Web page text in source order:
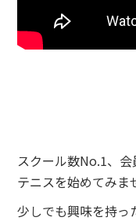
スクール数No.1、
テニスを始めてみま
少しでも興味を持っ